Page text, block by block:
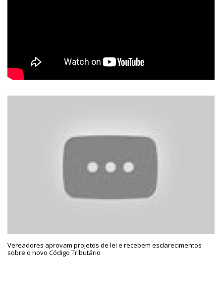
Vereadores aprovam projetos de lei e recebem esclarecimentos
sobre o novo Código Tributário